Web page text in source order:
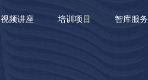
视频讲座 培训项目 智库服务